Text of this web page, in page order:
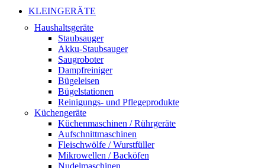
KLEINGERÄTE
Haushaltsgeräte
Staubsauger
Akku-Staubsauger
Saugroboter
Dampfreiniger
Bügeleisen
Bügelstationen
Reinigungs- und Pflegeprodukte
Küchengeräte
Küchenmaschinen / Rührgeräte
Aufschnittmaschinen
Fleischwölfe / Wurstfüller
Mikrowellen / Backöfen
Nudelmaschinen